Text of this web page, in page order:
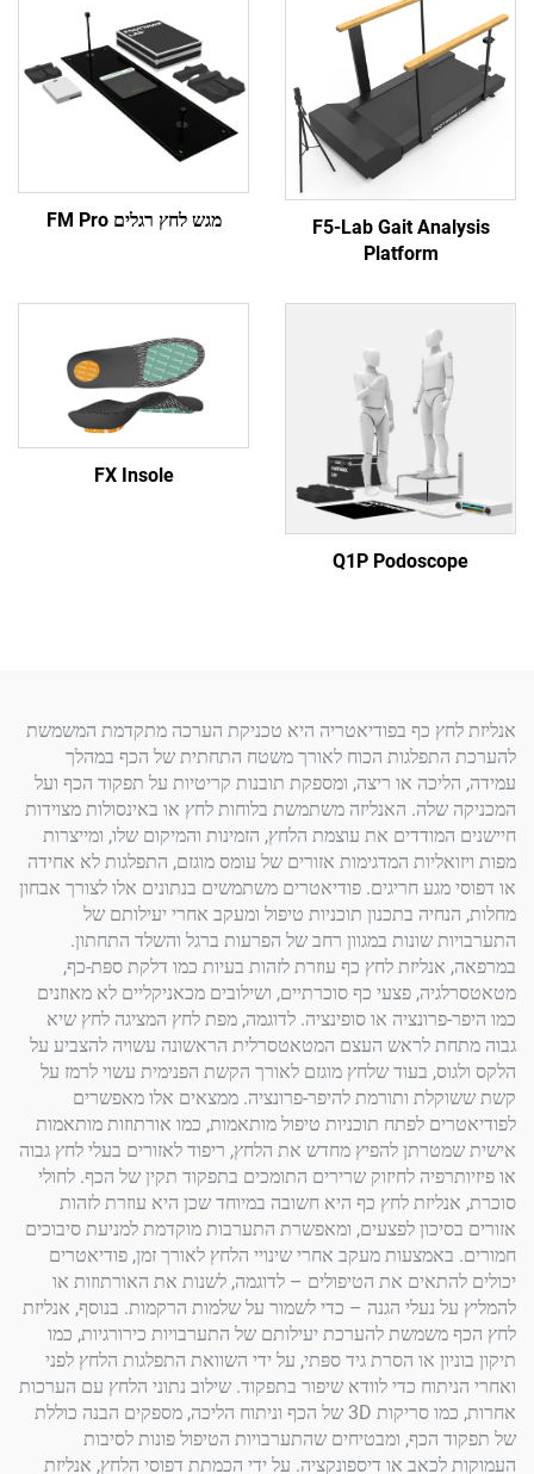
F5-Lab Gait
מגש לחץ רגלים FM Pro
Q1P
כף בפודיאטריה היא טכניקת הערכה מתקדמת המשמשת
הכוח לאורך משטח התחתית של הכף במהלך
או ריצה, ומספקת תובנות קריטיות על תפקוד הכף ועל
האנליזה משתמשת בלוחות לחץ או באינסולות מצוידות
את עוצמת הלחץ, הזמינות והמיקום שלו, ומייצרות
המדגימות אזורים של עומס מוגזם, התפלגות לא אחידה
חריגים. פודיאטרים משתמשים בנתונים אלו לצורך אבחון
בתכנון תוכניות טיפול ומעקב אחרי יעילותם של
שונות במגוון רחב של הפרעות ברגל והשלד התחתון.
לחץ כף עוזרת לזהות בעיות כמו דלקת ספּת-כף,
פצעי כף סוכרתיים, ושילובים מכאניקליים לא מאוזנים
או סופינציה. לדוגמה, מפת לחץ המציגה לחץ שיא
לראש העצם המטאטסרלית הראשונה עשויה להצביע על
בעוד שלחץ מוגזם לאורך הקשת הפנימית עשוי לרמז על
ותורמת להיפר-פרונציה. ממצאים אלו מאפשרים
לפתח תוכניות טיפול מותאמות, כמו אורתוזות מותאמות
להפיץ מחדש את הלחץ, ריפוד לאזורים בעלי לחץ גבוה
לחיזוק שרירים התומכים בתפקוד תקין של הכף. לחולי
לחץ כף היא חשובה במיוחד שכן היא עוזרת לזהות
לפצעים, ומאפשרת התערבות מוקדמת למניעת סיבוכים
מעקב אחרי שינויי הלחץ לאורך זמן, פודיאטרים
את הטיפולים – לדוגמה, לשנות את האורתוזות או
נעלי הגנה – כדי לשמור על שלמות הרקמות. בנוסף, אנליזת
להערכת יעילותם של התערבויות כירורגיות, כמו
או הסרת גיד ספּתי, על ידי השוואת התפלגות הלחץ לפני
כדי לוודא שיפור בתפקוד. שילוב נתוני הלחץ עם הערכות
אחרות, כמו סריקות 3D של הכף וניתוח הליכה, מספקים הבנה כוללת
ומבטיחים שהתערבויות הטיפול פונות לסיבות
או דיספונקציה. על ידי הכמתת דפוסי הלחץ, אנליזת